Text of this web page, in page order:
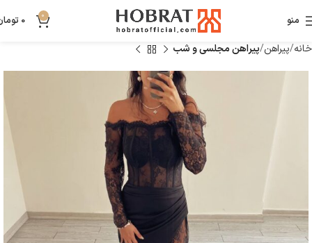
منو 0
0
خانه پیراهن پیراهن مجلسی و شب